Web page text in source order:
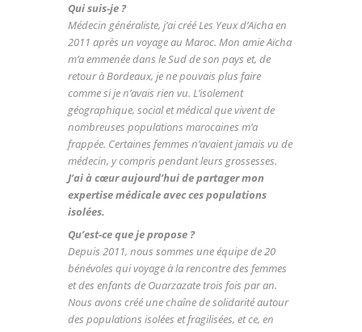
Qui suis-je ?
Médecin généraliste, j’ai créé Les Yeux d’Aïcha en
2011 après un voyage au Maroc. Mon amie Aïcha
m’a emmenée dans le Sud de son pays et, de
retour à Bordeaux, je ne pouvais plus faire
comme si je n’avais rien vu. L’isolement
géographique, social et médical que vivent de
nombreuses populations marocaines m’a
frappée. Certaines femmes n’avaient jamais vu de
médecin, y compris pendant leurs grossesses.
J’ai à cœur aujourd’hui de partager mon
expertise médicale avec ces populations
isolées.
Qu’est-ce que je propose ?
Depuis 2011, nous sommes une équipe de 20
bénévoles qui voyage à la rencontre des femmes
et des enfants de Ouarzazate trois fois par an.
Nous avons créé une chaîne de solidarité autour
des populations isolées et fragilisées, et ce, en